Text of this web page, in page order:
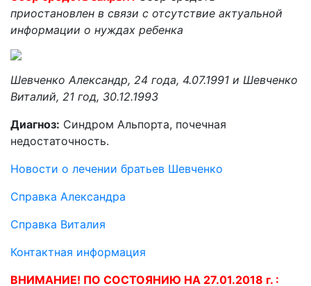
приостановлен в связи с отсутствие актуальной
информации о нуждах ребенка
Шевченко Александр, 24 года, 4.07.1991 и Шевченко
Виталий, 21 год, 30.12.1993
Диагноз: Cиндром Альпорта, почечная
недостаточность.
Новости о лечении братьев Шевченко
Справка Александра
Справка Виталия
Контактная информация
ВНИМАНИЕ! ПО СОСТОЯНИЮ НА 27.01.2018 г. :